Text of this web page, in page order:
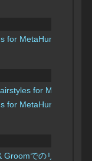
for MetaHumans
for
for MetaHumans
Groomでのリアルタイ